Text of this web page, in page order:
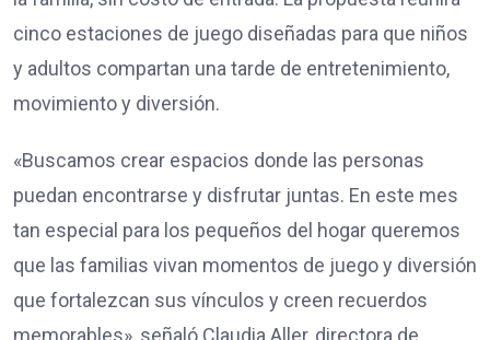
cinco estaciones de juego diseñadas para que niños
y adultos compartan una tarde de entretenimiento,
movimiento y diversión.
«Buscamos crear espacios donde las personas
puedan encontrarse y disfrutar juntas. En este mes
tan especial para los pequeños del hogar queremos
que las familias vivan momentos de juego y diversión
que fortalezcan sus vínculos y creen recuerdos
memorables», señaló Claudia Aller, directora de